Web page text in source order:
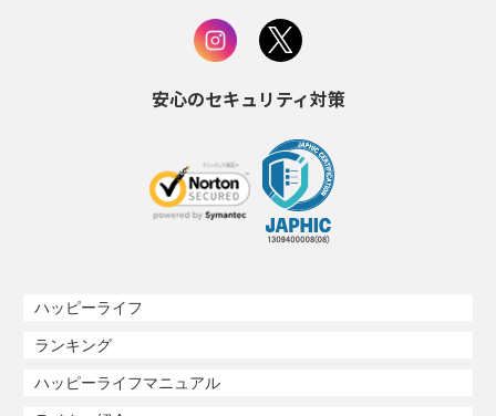
安心のセキュリティ対策
ハッピーライフ
ランキング
ハッピーライフマニュアル